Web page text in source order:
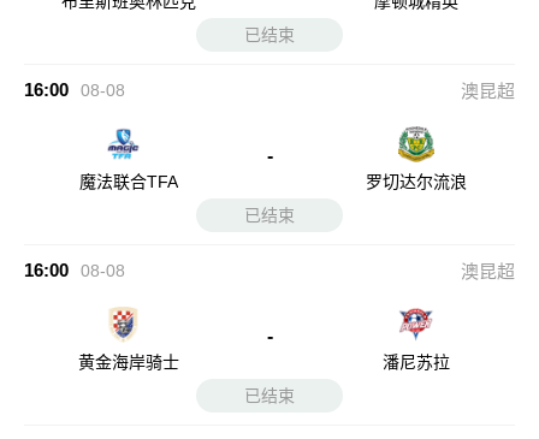
已结束
16:00 08-08 澳昆超
魔法联合TFA
-
罗切达尔流浪
已结束
16:00 08-08 澳昆超
黄金海岸骑士
-
潘尼苏拉
已结束